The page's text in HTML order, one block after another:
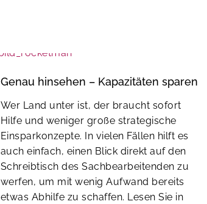
Genau hinsehen – Kapazitäten sparen
Wer Land unter ist, der braucht sofort
Hilfe und weniger große strategische
Einsparkonzepte. In vielen Fällen hilft es
auch einfach, einen Blick direkt auf den
Schreibtisch des Sachbearbeitenden zu
werfen, um mit wenig Aufwand bereits
etwas Abhilfe zu schaffen. Lesen Sie in